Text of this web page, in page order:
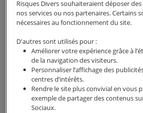
transparent au marché de
emprunteur, mais qu’apporte
concrètement cette loi ?
Risques Divers souhaiteraient déposer
nos services ou nos partenaires. Certains
nécessaires au fonctionnement du site.
D'autres sont utilisés pour :
Améliorer votre expérience grâce à
de la navigation des visiteurs.
Personnaliser l’affichage des
centres d’intérêts.
Rendre le site plus convivial en vous
exemple de partager des contenus
Sociaux.